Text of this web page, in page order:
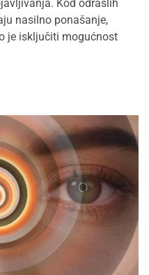
Kod odraslih
nasilno ponašanje,
je isključiti mogućnost